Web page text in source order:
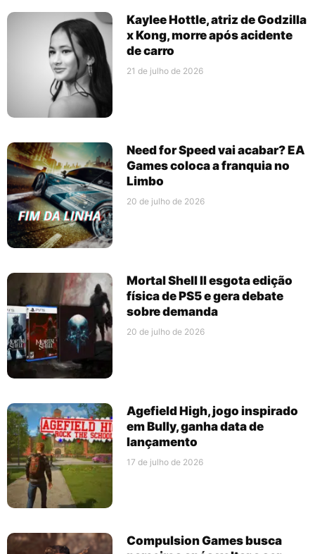
Kaylee Hottle, atriz de Godzilla
x Kong, morre após acidente
de carro
21 de julho de 2026
Need for Speed vai acabar? EA
Games coloca a franquia no
Limbo
20 de julho de 2026
Mortal Shell II esgota edição
física de PS5 e gera debate
sobre demanda
20 de julho de 2026
Agefield High, jogo inspirado
em Bully, ganha data de
lançamento
17 de julho de 2026
Compulsion Games busca